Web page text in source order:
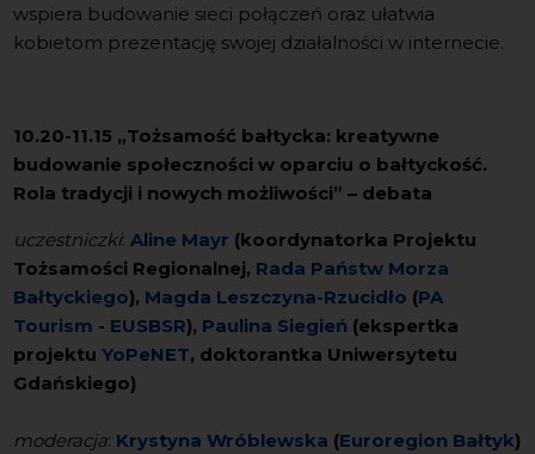
wspiera budowanie sieci połączeń oraz ułatwia
kobietom prezentację swojej działalności w internecie.
10.20-11.15 „Tożsamość bałtycka: kreatywne
budowanie społeczności w oparciu o bałtyckość.
Rola tradycji i nowych możliwości” – debata
uczestniczki:Aline Mayr (koordynatorka Projektu
Tożsamości Regionalnej, Rada Państw Morza
Bałtyckiego), Magda Leszczyna-Rzucidło (PA
Tourism - EUSBSR), Paulina Siegień (ekspertka
projektuYoPeNET, doktorantka Uniwersytetu
Gdańskiego)
moderacja: Krystyna Wróblewska (Euroregion Bałtyk)